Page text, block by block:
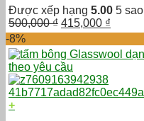
Được xếp hạng 5.00 5 sao
500,000₫ Giá
gốc
là:
500,000 ₫.
415,000 ₫
hiện
tại
là:
-8%
+